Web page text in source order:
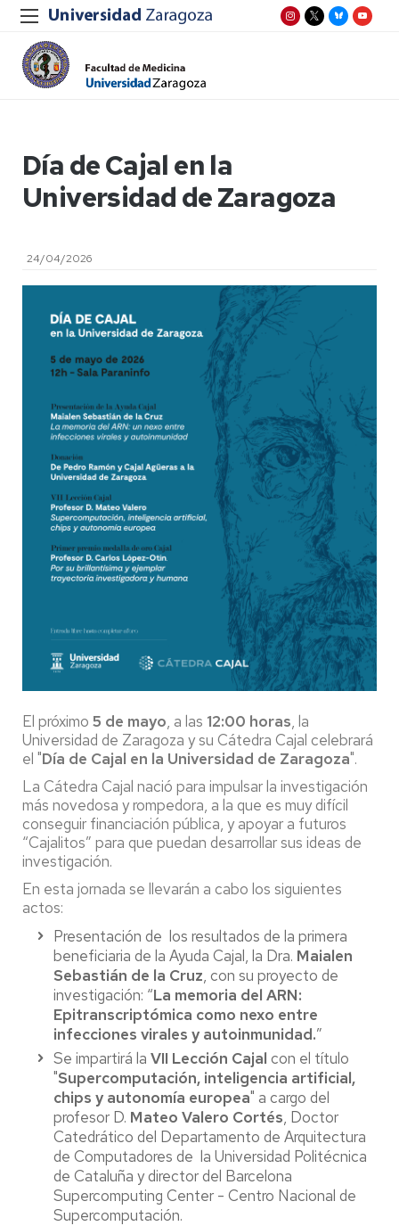
Día de Cajal en la
Universidad de Zaragoza
24/04/2026
El próximo 5 de mayo, a las 12:00 horas, la
Universidad de Zaragoza y su Cátedra Cajal celebrará
el "Día de Cajal en la Universidad de Zaragoza".
La Cátedra Cajal nació para impulsar la investigación
más novedosa y rompedora, a la que es muy difícil
conseguir financiación pública, y apoyar a futuros
“Cajalitos” para que puedan desarrollar sus ideas de
investigación.
En esta jornada se llevarán a cabo los siguientes
actos:
Presentación de los resultados de la primera
beneficiaria de la Ayuda Cajal, la Dra. Maialen
Sebastián de la Cruz, con su proyecto de
investigación: “La memoria del ARN:
Epitranscriptómica como nexo entre
infecciones virales y autoinmunidad.”
Se impartirá la VII Lección Cajal con el título
"Supercomputación, inteligencia artificial,
chips y autonomía europea" a cargo del
profesor D. Mateo Valero Cortés, Doctor
Catedrático del Departamento de Arquitectura
de Computadores de la Universidad Politécnica
de Cataluña y director del Barcelona
Supercomputing Center - Centro Nacional de
Supercomputación.